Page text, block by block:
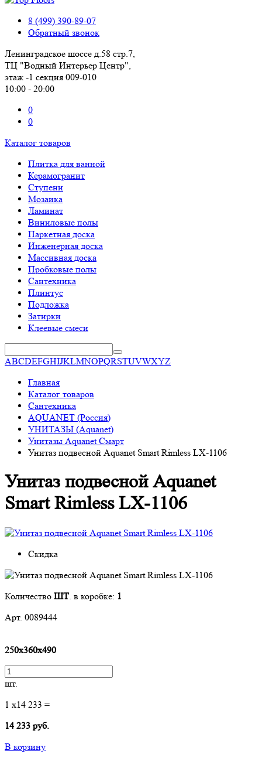
8 (499) 390-89-07
Обратный звонок
Ленинградское шоссе д.58 стр.7,
ТЦ "Водный Интерьер Центр",
этаж -1 секция 009-010
10:00 - 20:00
0
0
Каталог товаров
Плитка для ванной
Керамогранит
Ступени
Мозаика
Ламинат
Виниловые полы
Паркетная доска
Инженерная доска
Массивная доска
Пробковые полы
Сантехника
Плинтус
Подложка
Затирки
Клеевые смеси
ABCDEFGHIJKLMNOPQRSTUVWXYZ
Главная
Каталог товаров
Сантехника
AQUANET (Россия)
УНИТАЗЫ (Aquanet)
Унитазы Aquanet Смарт
Унитаз подвесной Aquanet Smart Rimless LX-1106
Унитаз подвесной Aquanet
Smart Rimless LX-1106
Скидка
Количество ШТ. в коробке: 1
Арт. 0089444
250х360х490
шт.
1 x14 233 =
14 233 руб.
В корзину